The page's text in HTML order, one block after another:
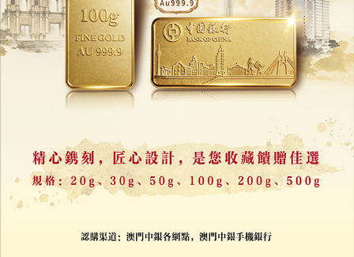
新皇崗口岸料7月啟用
深圳側商鋪租金翻倍